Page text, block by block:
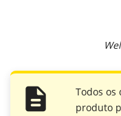
Todos os
produto